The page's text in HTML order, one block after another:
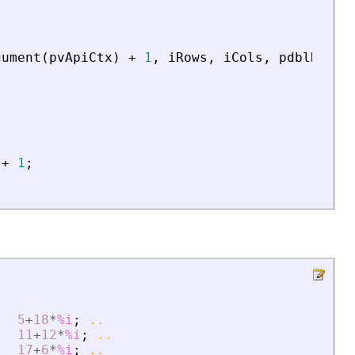
( pvApiCtx ) + 1 , iRows , iCols , pdblReal
+ 1 ;
5+18*%i ;
..
11+12*%i ;
..
17+6*%i ; ..